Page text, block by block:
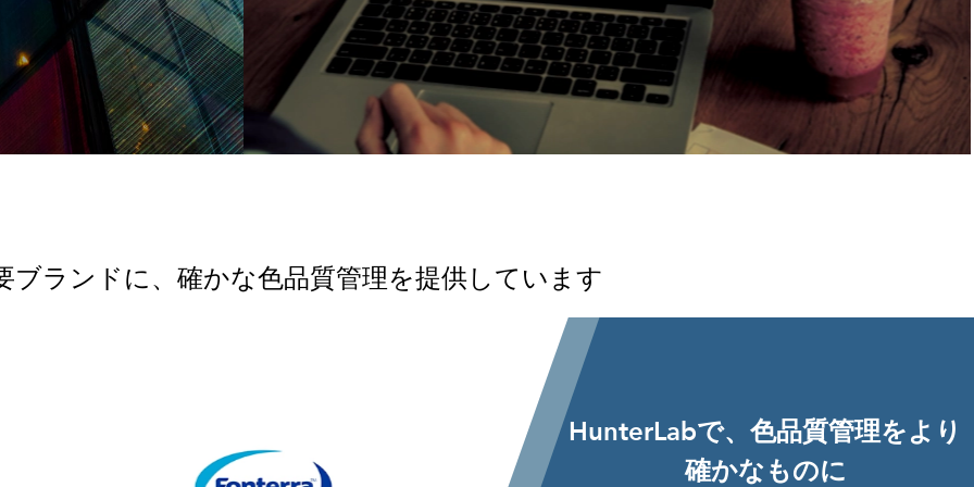
ブランドに、確かな色品質管理を提供しています
HunterLabで、色品質管理をより
確かなものに